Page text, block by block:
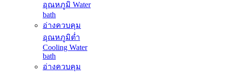
อุณหภูมิ Water
bath
อ่างควบคุม
อุณหภูมิต่ำ
Cooling Water
bath
อ่างควบคุม